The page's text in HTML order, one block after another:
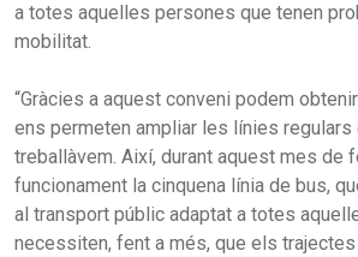
a totes aquelles persones que tenen
mobilitat.
“Gràcies a aquest conveni podem
ens permeten ampliar les línies regulars
treballàvem. Així, durant aquest mes de
funcionament la cinquena línia de bus,
al transport públic adaptat a totes
necessiten, fent a més, que els